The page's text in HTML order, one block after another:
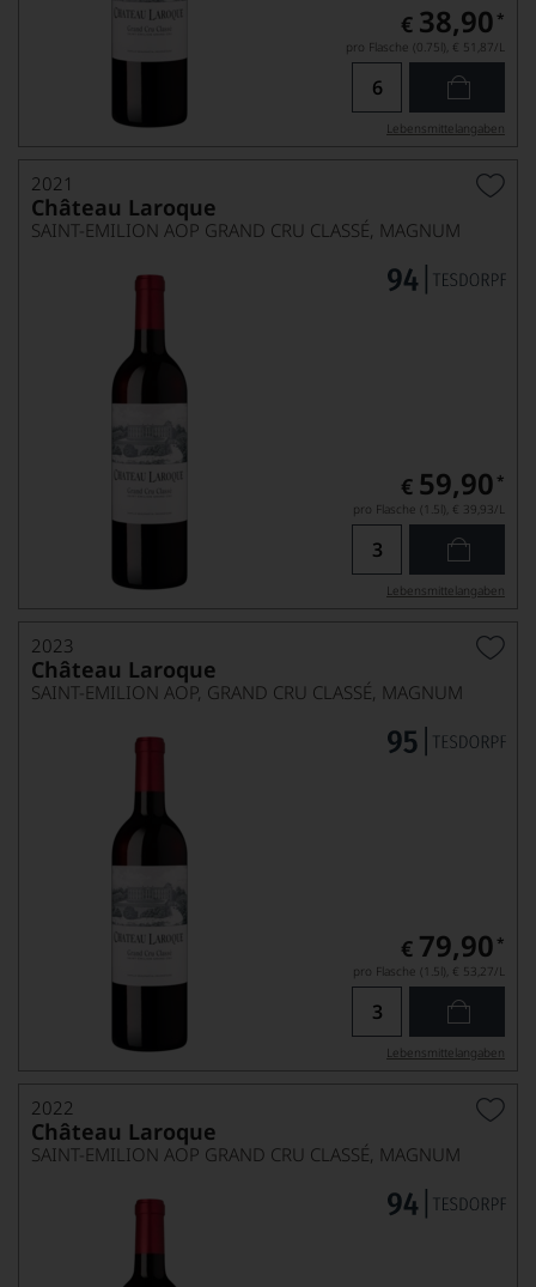
€ 38,90 *
pro Flasche (0.75l), € 51,87/L
Lebensmittel­angaben
2021
Château Laroque
SAINT-EMILION AOP GRAND CRU CLASSÉ, MAGNUM
€ 59,90 *
pro Flasche (1.5l), € 39,93/L
Lebensmittel­angaben
2023
Château Laroque
SAINT-EMILION AOP, GRAND CRU CLASSÉ, MAGNUM
€ 79,90 *
pro Flasche (1.5l), € 53,27/L
Lebensmittel­angaben
2022
Château Laroque
SAINT-EMILION AOP GRAND CRU CLASSÉ, MAGNUM